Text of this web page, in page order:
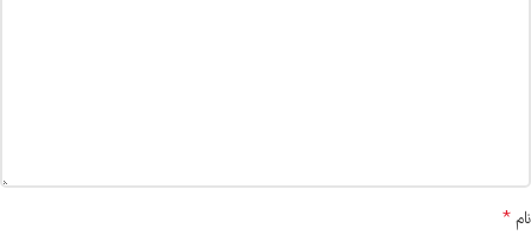
نام *